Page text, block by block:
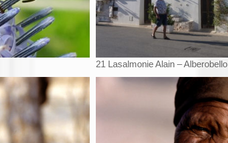
21 Lasalmonie Alain – Alberobello